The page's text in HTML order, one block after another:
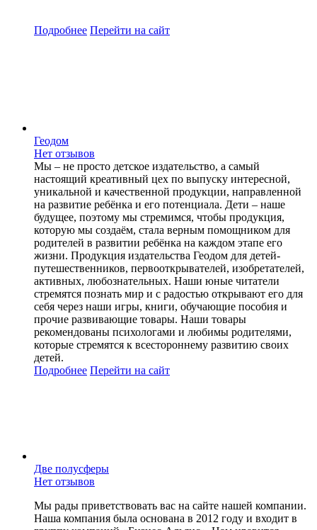
Подробнее Перейти на сайт
Геодом
Нет отзывов
Мы – не просто детское издательство, а самый
настоящий креативный цех по выпуску интересной,
уникальной и качественной продукции, направленной
на развитие ребёнка и его потенциала. Дети – наше
будущее, поэтому мы стремимся, чтобы продукция,
которую мы создаём, стала верным помощником для
родителей в развитии ребёнка на каждом этапе его
жизни. Продукция издательства Геодом для детей-
путешественников, первооткрывателей, изобретателей,
активных, любознательных. Наши юные читатели
стремятся познать мир и с радостью открывают его для
себя через наши игры, книги, обучающие пособия и
прочие развивающие товары. Наши товары
рекомендованы психологами и любимы родителями,
которые стремятся к всестороннему развитию своих
детей.
Подробнее Перейти на сайт
Две полусферы
Нет отзывов
Мы рады приветствовать вас на сайте нашей компании.
Наша компания была основана в 2012 году и входит в